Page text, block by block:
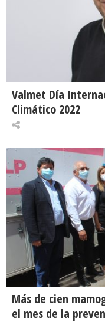
Valmet Día
Climático 2022
Más de cien
el mes de la